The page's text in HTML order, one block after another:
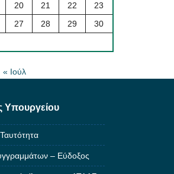
20 21 22
23
27 28 29
30
« Ιούλ
Υπουργείου
– Εύδοξος